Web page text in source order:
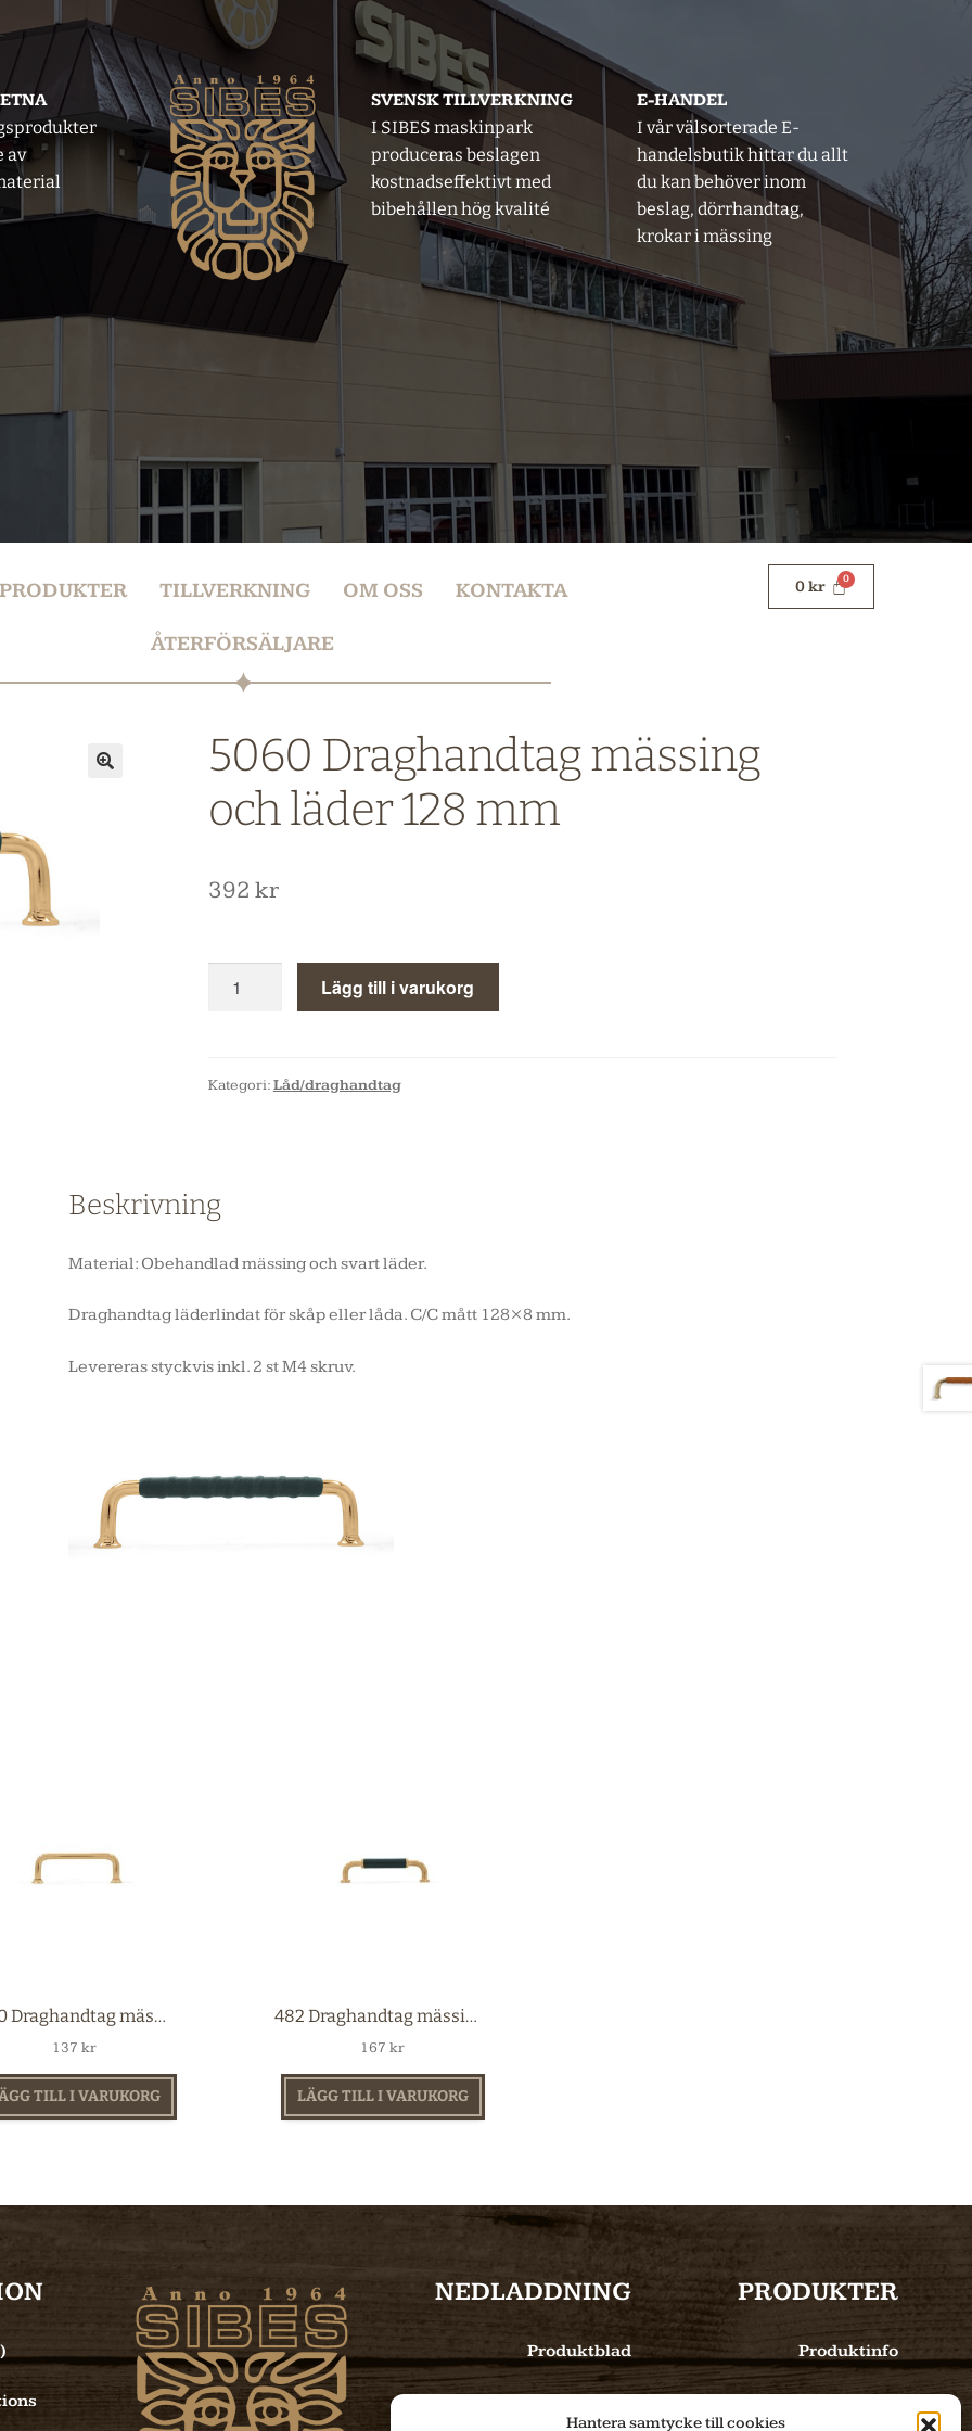
Hantera samtycke till cookies
av
SVENSK TILLVERKNING
I SIBES maskinpark
produceras beslagen
kostnadseffektivt med
bibehållen hög kvalité
E-HANDEL
I vår välsorterade E-
handelsbutik hittar du allt
du kan behöver inom
beslag, dörrhandtag,
krokar i mässing
PRODUKTER TILLVERKNING OM OSS KONTAKTA
ÅTERFÖRSÄLJARE
0kr
5060 Draghandtag mässing
och läder 128 mm
392 kr
Lägg till i varukorg
Kategori:Låd/draghandtag
Beskrivning
Material: Obehandlad mässing och svart läder.
Draghandtag läderlindat för skåp eller låda. C/C mått 128×8 mm.
Levereras styckvis inkl. 2 st M4 skruv.
5060 Draghandtag mässing 96 mm
137kr
TILL I VARUKORG
482 Draghandtag mässing 96 mm
167kr
LÄGG TILL I VARUKORG
NEDLADDNING
Produktblad
Bilder
PRODUKTER
Produktinfo
E-handel